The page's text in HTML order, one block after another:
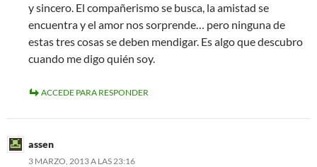
y sincero. El compañerismo se busca, la amistad se
encuentra y el amor nos sorprende… pero ninguna de
estas tres cosas se deben mendigar. Es algo que descubro
cuando me digo quién soy.
ACCEDE PARA RESPONDER
assen
3 MARZO, 2013 A LAS 23:16